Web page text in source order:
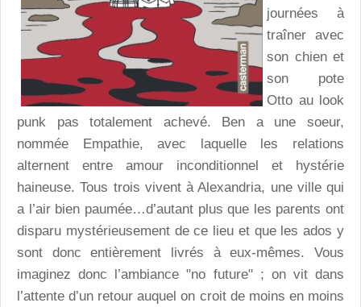
journées à
traîner avec
son chien et
son pote
Otto au look
punk pas totalement achevé. Ben a une soeur,
nommée Empathie, avec laquelle les relations
alternent entre amour inconditionnel et hystérie
haineuse. Tous trois vivent à Alexandria, une ville qui
a l’air bien paumée…d’autant plus que les parents ont
disparu mystérieusement de ce lieu et que les ados y
sont donc entièrement livrés à eux-mêmes. Vous
imaginez donc l’ambiance "no future" ; on vit dans
l’attente d’un retour auquel on croit de moins en moins